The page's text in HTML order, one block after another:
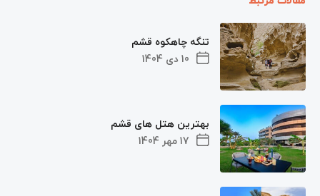
10 دی 1404
تنگه چاهکوه قشم
17 مهر 1404
بهترین هتل های قشم